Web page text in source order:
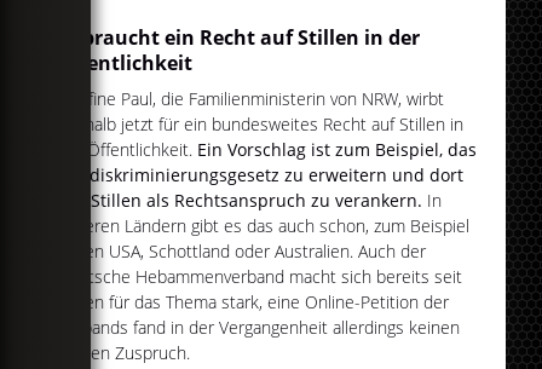
Es braucht ein Recht auf Stillen in der
Öffentlichkeit
Josefine Paul, die Familienministerin von NRW, wirbt
deshalb jetzt für ein bundesweites Recht auf Stillen in
der Öffentlichkeit. Ein Vorschlag ist zum Beispiel, das
Antidiskriminierungsgesetz zu erweitern und dort
das Stillen als Rechtsanspruch zu verankern. In
anderen Ländern gibt es das auch schon, zum Beispiel
in den USA, Schottland oder Australien. Auch der
Deutsche Hebammenverband macht sich bereits seit
Jahren für das Thema stark, eine Online-Petition der
Verbands fand in der Vergangenheit allerdings keinen
großen Zuspruch.